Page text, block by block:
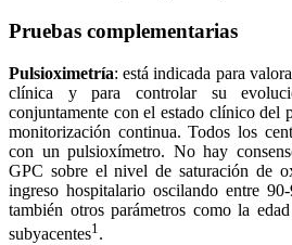
Pruebas complementarias
Pulsioximetría: está indicada para
clínica y para controlar su
conjuntamente con el estado clínico del
monitorización continua. Todos los
con un pulsioxímetro. No hay
GPC sobre el nivel de saturación de
ingreso hospitalario oscilando entre
también otros parámetros como la
subyacentes1.